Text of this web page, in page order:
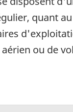
quant
ou de